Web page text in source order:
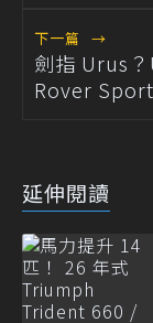
下一篇 →
劍指 Urus
Rover
延伸閱讀